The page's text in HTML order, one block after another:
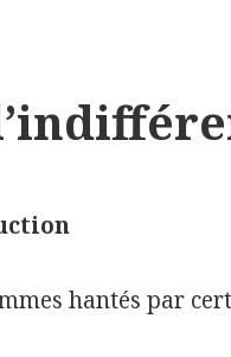
hantés par